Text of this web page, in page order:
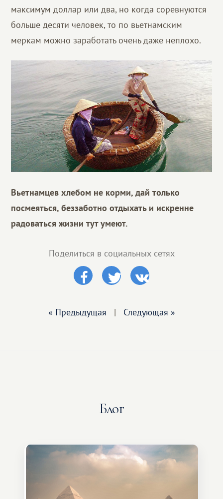
максимум доллар или два, но когда соревнуются
больше десяти человек, то по вьетнамским
меркам можно заработать очень даже неплохо.
Вьетнамцев хлебом не корми, дай только
посмеяться, беззаботно отдыхать и искренне
радоваться жизни тут умеют.
Поделиться в социальных сетях
« Предыдущая | Следующая »
Блог